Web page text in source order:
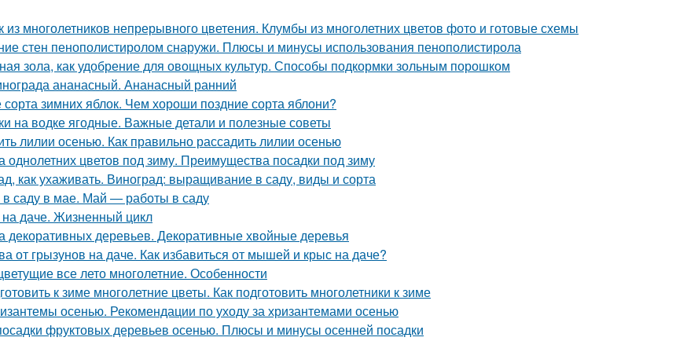
из многолетников непрерывного цветения. Клумбы из многолетних цветов фото и готовые схемы
стен пенополистиролом снаружи. Плюсы и минусы использования пенополистирола
зола, как удобрение для овощных культур. Способы подкормки зольным порошком
ананасный. Ананасный ранний
зимних яблок. Чем хороши поздние сорта яблони?
на водке ягодные. Важные детали и полезные советы
лилии осенью. Как правильно рассадить лилии осенью
однолетних цветов под зиму. Преимущества посадки под зиму
как ухаживать. Виноград: выращивание в саду, виды и сорта
саду в мае. Май — работы в саду
даче. Жизненный цикл
декоративных деревьев. Декоративные хвойные деревья
от грызунов на даче. Как избавиться от мышей и крыс на даче?
все лето многолетние. Особенности
к зиме многолетние цветы. Как подготовить многолетники к зиме
осенью. Рекомендации по уходу за хризантемами осенью
фруктовых деревьев осенью. Плюсы и минусы осенней посадки